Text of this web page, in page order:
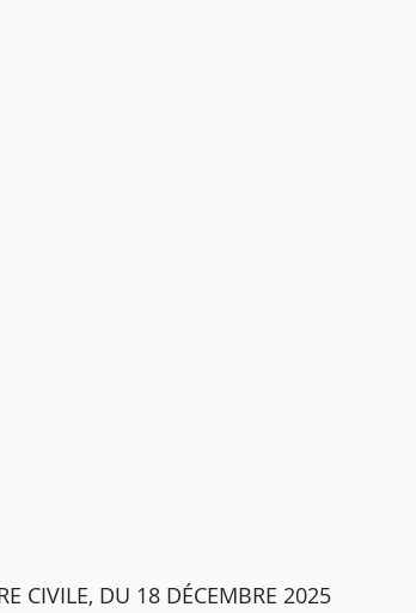
CIVILE, DU 18 DÉCEMBRE 2025